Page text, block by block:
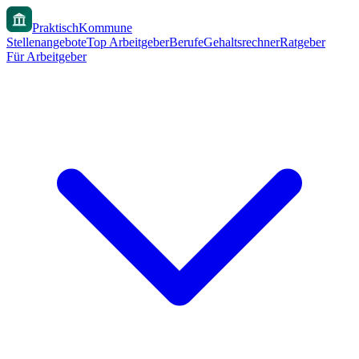
PraktischKommune
StellenangeboteTop ArbeitgeberBerufeGehaltsrechnerRatgeber
Für Arbeitgeber